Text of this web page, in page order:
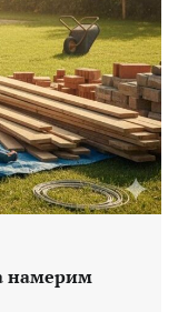
намерим